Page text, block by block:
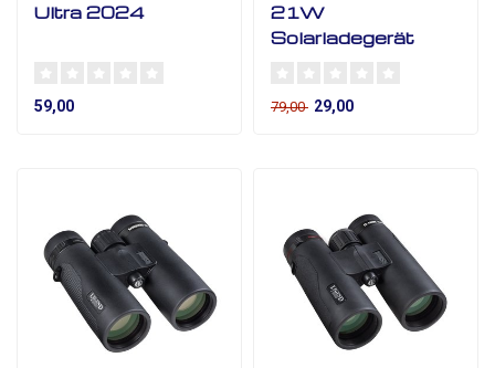
Ultra 2024
59,00
21W
Solarladegerät
79,00 29,00